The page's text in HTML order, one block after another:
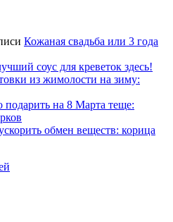
Кожаная свадьба или 3 года
соус для креветок здесь!
из жимолости на зиму:
подарить на 8 Марта теще:
обмен веществ: корица